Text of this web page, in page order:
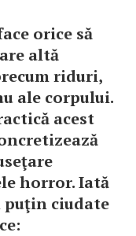
orice să
altă
riduri,
ale corpului.
acest
horror. Iată
puţin ciudate